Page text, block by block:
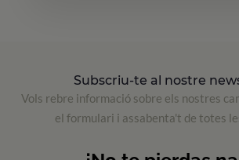
Subscriu-te al nostre
Vols rebre informació sobre els nostres
el formulari i assabenta't de totes